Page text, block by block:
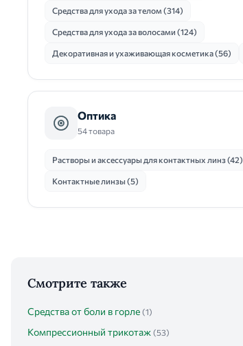
Средства для ухода за телом (314)
Средства для ухода за волосами (124)
Декоративная и ухаживающая косметика (56)
Оптика
54 товара
Растворы и аксессуары для контактных линз (42)
Контактные линзы (5)
Смотрите также
Средства от боли в горле (1)
Компрессионный трикотаж (53)